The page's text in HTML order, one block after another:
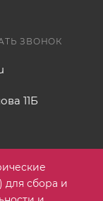
ЗВОНОК
11Б
для сбора и